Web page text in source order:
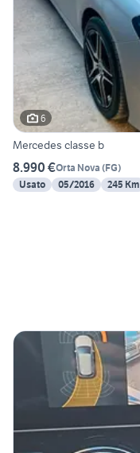
6
Mercedes classe b
8.990 €Orta Nova (FG)
Usato
05/2016 245 Km